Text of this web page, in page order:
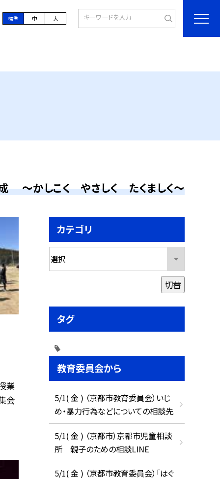
標準 中 大
～かしこく やさしく たくましく～
業
会
カテゴリ
切替
タグ
教育委員会から
5/1( 金 ) （京都市教育委員会）いじ
め・暴力行為などについての相談先
5/1( 金 ) （京都市）京都市児童相談
所 親子のための相談LINE
5/1( 金 ) （京都市教育委員会）「はぐ